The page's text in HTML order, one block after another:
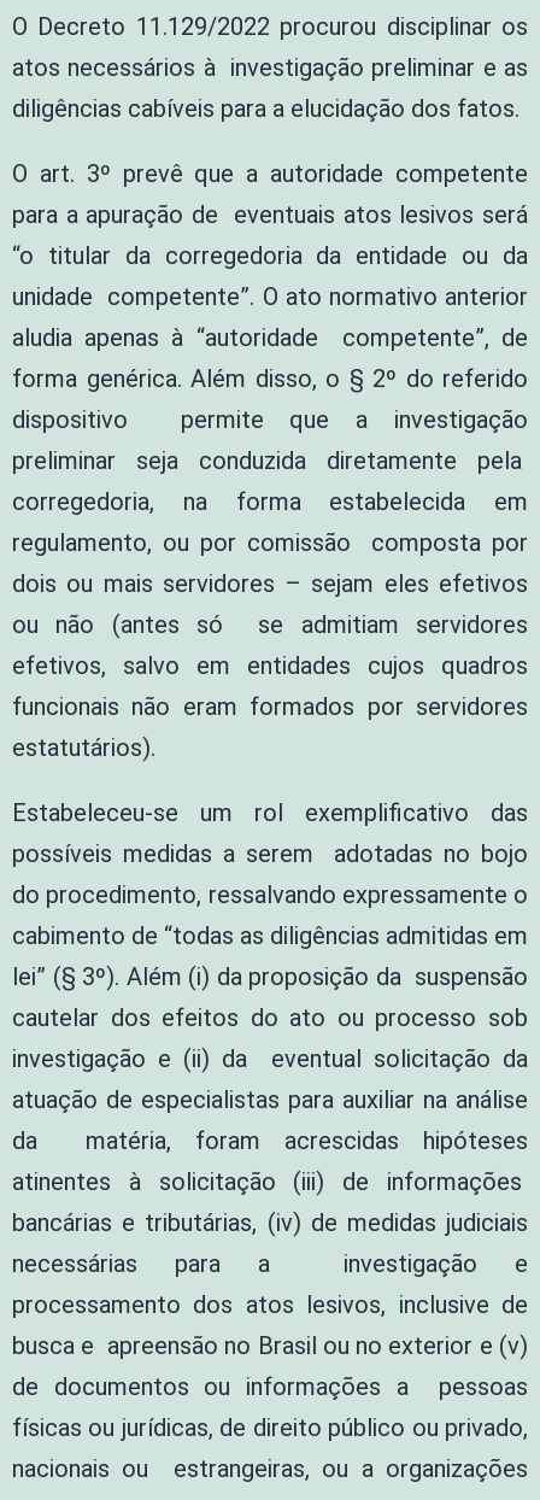
O Decreto 11.129/2022 procurou disciplinar os
atos necessários à investigação preliminar e as
diligências cabíveis para a elucidação dos fatos.
O art. 3º prevê que a autoridade competente
para a apuração de eventuais atos lesivos será
“o titular da corregedoria da entidade ou da
unidade competente”. O ato normativo anterior
aludia apenas à “autoridade competente”, de
forma genérica. Além disso, o § 2º do referido
dispositivo permite que a investigação
preliminar seja conduzida diretamente pela
corregedoria, na forma estabelecida em
regulamento, ou por comissão composta por
dois ou mais servidores – sejam eles efetivos
ou não (antes só se admitiam servidores
efetivos, salvo em entidades cujos quadros
funcionais não eram formados por servidores
estatutários).
Estabeleceu-se um rol exemplificativo das
possíveis medidas a serem adotadas no bojo
do procedimento, ressalvando expressamente o
cabimento de “todas as diligências admitidas em
lei” (§ 3º). Além (i) da proposição da suspensão
cautelar dos efeitos do ato ou processo sob
investigação e (ii) da eventual solicitação da
atuação de especialistas para auxiliar na análise
da matéria, foram acrescidas hipóteses
atinentes à solicitação (iii) de informações
bancárias e tributárias, (iv) de medidas judiciais
necessárias para a investigação e
processamento dos atos lesivos, inclusive de
busca e apreensão no Brasil ou no exterior e (v)
de documentos ou informações a pessoas
físicas ou jurídicas, de direito público ou privado,
nacionais ou estrangeiras, ou a organizações